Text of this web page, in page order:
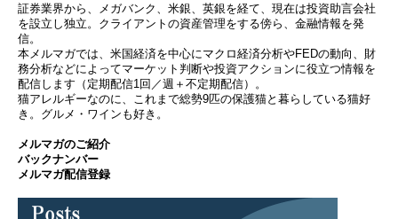
証券業界から、メガバンク、米銀、英銀を経て、現在は投資助言会社
を設立し独立。クライアントの資産管理をする傍ら、金融情報を発
信。
本メルマガでは、米国経済を中心にマクロ経済分析やFEDの動向、財
務分析などによってマーケット判断や投資アクションに役立つ情報を
配信します（定期配信1回／週＋不定期配信）。
猫アレルギーなのに、これまで総勢9匹の保護猫と暮らしている猫好
き。グルメ・ワインも好き。
メルマガのご紹介
バックナンバー
メルマガ配信登録